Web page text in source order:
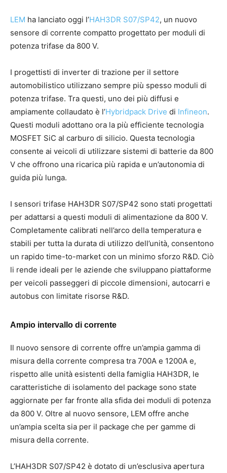
LEM ha lanciato oggi l’HAH3DR S07/SP42, un nuovo
sensore di corrente compatto progettato per moduli di
potenza trifase da 800 V.
I progettisti di inverter di trazione per il settore
automobilistico utilizzano sempre più spesso moduli di
potenza trifase. Tra questi, uno dei più diffusi e
ampiamente collaudato è l’Hybridpack Drive di Infineon.
Questi moduli adottano ora la più efficiente tecnologia
MOSFET SiC al carburo di silicio. Questa tecnologia
consente ai veicoli di utilizzare sistemi di batterie da 800
V che offrono una ricarica più rapida e un’autonomia di
guida più lunga.
I sensori trifase HAH3DR S07/SP42 sono stati progettati
per adattarsi a questi moduli di alimentazione da 800 V.
Completamente calibrati nell’arco della temperatura e
stabili per tutta la durata di utilizzo dell’unità, consentono
un rapido time-to-market con un minimo sforzo R&D. Ciò
li rende ideali per le aziende che sviluppano piattaforme
per veicoli passeggeri di piccole dimensioni, autocarri e
autobus con limitate risorse R&D.
Ampio intervallo di corrente
Il nuovo sensore di corrente offre un’ampia gamma di
misura della corrente compresa tra 700A e 1200A e,
rispetto alle unità esistenti della famiglia HAH3DR, le
caratteristiche di isolamento del package sono state
aggiornate per far fronte alla sfida dei moduli di potenza
da 800 V. Oltre al nuovo sensore, LEM offre anche
un’ampia scelta sia per il package che per gamme di
misura della corrente.
L’HAH3DR S07/SP42 è dotato di un’esclusiva apertura